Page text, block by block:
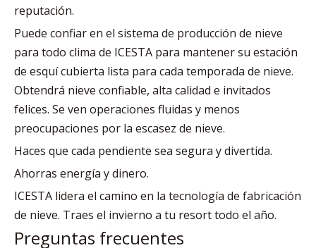
reputación.
Puede confiar en el sistema de producción de nieve
para todo clima de ICESTA para mantener su estación
de esquí cubierta lista para cada temporada de nieve.
Obtendrá nieve confiable, alta calidad e invitados
felices. Se ven operaciones fluidas y menos
preocupaciones por la escasez de nieve.
Haces que cada pendiente sea segura y divertida.
Ahorras energía y dinero.
ICESTA lidera el camino en la tecnología de fabricación
de nieve. Traes el invierno a tu resort todo el año.
Preguntas frecuentes